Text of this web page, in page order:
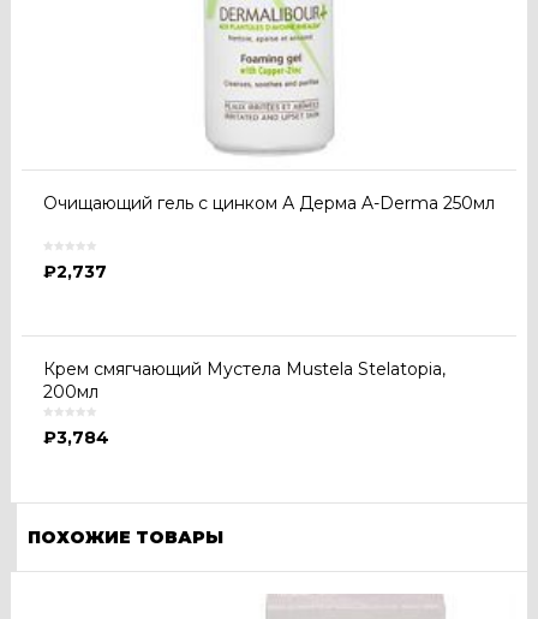
Очищающий гель с цинком А Дерма A-Derma 250мл
₽2,737
Крем смягчающий Мустела Mustela Stelatopia,
200мл
₽3,784
ПОХОЖИЕ ТОВАРЫ